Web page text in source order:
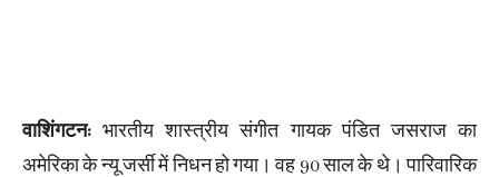
वाशिंगटन: भारतीय शास्त्रीय संगीत गायक पंडित जसराज का
अमेरिका के न्यू जर्सी में निधन हो गया। वह 90 साल के थे। पारिवारिक